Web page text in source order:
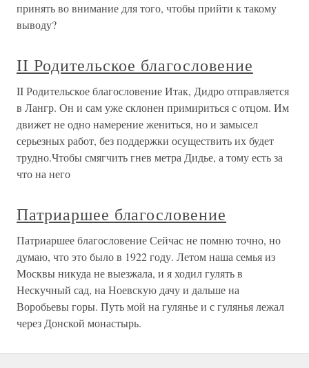
принять во внимание для того, чтобы прийти к такому
выводу?
II Родительское благословение
II Родительское благословение Итак, Дидро отправляется
в Лангр. Он и сам уже склонен примириться с отцом. Им
движет не одно намерение жениться, но и замысел
серьезных работ, без поддержки осуществить их будет
трудно.Чтобы смягчить гнев метра Дидье, а тому есть за
что на него
Патриаршее благословение
Патриаршее благословение Сейчас не помню точно, но
думаю, что это было в 1922 году. Летом наша семья из
Москвы никуда не выезжала, и я ходил гулять в
Нескучный сад, на Ноевскую дачу и дальше на
Воробьевы горы. Путь мой на гулянье и с гулянья лежал
через Донской монастырь.